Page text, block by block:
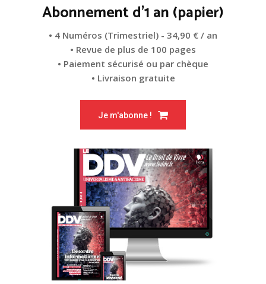
Abonnement d'1 an (papier)
• 4 Numéros (Trimestriel) - 34,90 € / an
• Revue de plus de 100 pages
• Paiement sécurisé ou par chèque
• Livraison gratuite
Je m'abonne !